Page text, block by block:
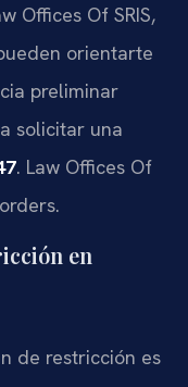
Offices Of SRIS,
orientarte
preliminar
solicitar una
. Law Offices Of
en
de restricción es